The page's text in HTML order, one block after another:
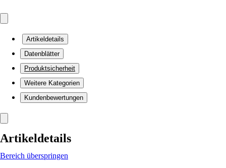
Artikeldetails
Datenblätter
Produktsicherheit
Weitere Kategorien
Kundenbewertungen
Artikeldetails
Bereich überspringen